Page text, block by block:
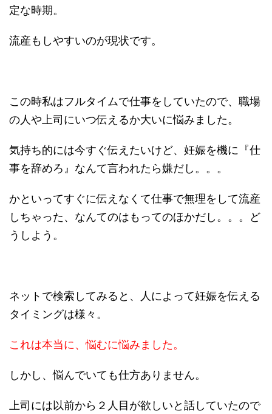
定な時期。
流産もしやすいのが現状です。
この時私はフルタイムで仕事をしていたので、職場
の人や上司にいつ伝えるか大いに悩みました。
気持ち的には今すぐ伝えたいけど、妊娠を機に『仕
事を辞めろ』なんて言われたら嫌だし。。。
かといってすぐに伝えなくて仕事で無理をして流産
しちゃった、なんてのはもってのほかだし。。。ど
うしよう。
ネットで検索してみると、人によって妊娠を伝える
タイミングは様々。
これは本当に、悩むに悩みました。
しかし、悩んでいても仕方ありません。
上司には以前から２人目が欲しいと話していたので